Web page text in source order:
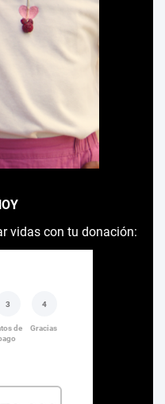
vidas con tu donación: